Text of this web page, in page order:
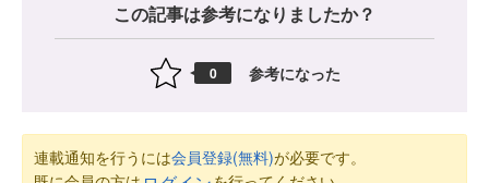
この記事は参考になりましたか？
0 参考になった
連載通知を行うには会員登録(無料)が必要です。